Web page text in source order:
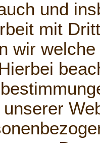
und
mit
wir